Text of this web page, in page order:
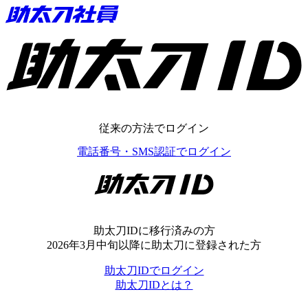
助太刀ID
従来の方法でログイン
電話番号・SMS認証でログイン
助太刀ID
助太刀IDに移行済みの方
2026年3月中旬以降に助太刀に登録された方
助太刀IDでログイン
助太刀IDとは？